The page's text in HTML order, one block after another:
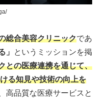
総合美容クリニックであ
」
というミッションを掲
との医療連携を通じて、
る知見や技術の向上を
高品質な医療サービスと